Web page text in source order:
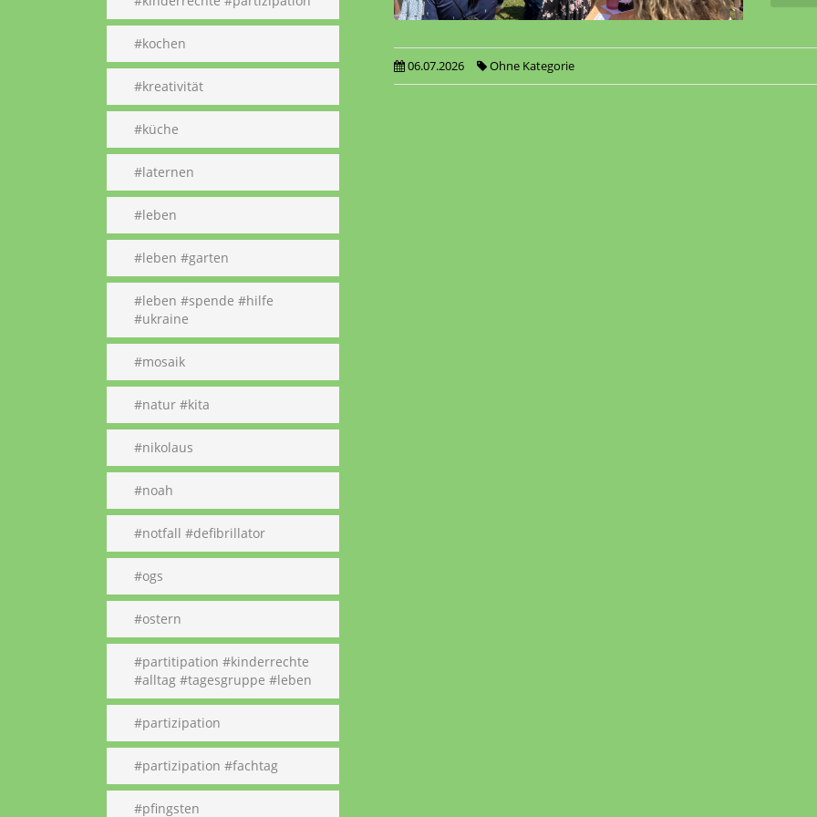
#kochen
#kreativität
#küche
#laternen
#leben
#leben #garten
#leben #spende #hilfe
#ukraine
#mosaik
#natur #kita
#nikolaus
#noah
#notfall #defibrillator
#ogs
#ostern
#partitipation #kinderrechte
#alltag #tagesgruppe #leben
#partizipation
#partizipation #fachtag
#pfingsten
06.07.2026 Ohne Kategorie